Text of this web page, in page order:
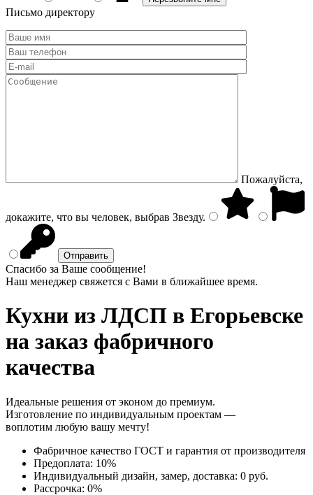
Письмо директору
Пожалуйста,
докажите, что вы человек, выбрав Звезду.
Спасибо за Ваше сообщение!
Наш менеджер свяжется с Вами в ближайшее время.
Кухни из ЛДСП в Егорьевске
на заказ фабричного
качества
Идеальные решения от эконом до премиум.
Изготовление по индивидуальным проектам —
воплотим любую вашу мечту!
Фабричное качество ГОСТ и гарантия от производителя
Предоплата: 10%
Индивидуальный дизайн, замер, доставка: 0 руб.
Рассрочка: 0%